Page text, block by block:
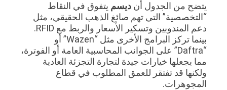
يتضح من الجدول أن ديسم يتفوق في النقاط
“التخصصية” التي تهم صائغ الذهب الحقيقي، مثل
دعم المندوبين وتسكير الأسعار والربط مع RFID.
بينما تركز البرامج الأخرى مثل “Wazen” أو
“Daftra” على الجوانب المحاسبية العامة أو الفوترة،
مما يجعلها خيارات جيدة لتجارة التجزئة العادية
ولكنها قد تفتقر للعمق المطلوب في قطاع
المجوهرات.